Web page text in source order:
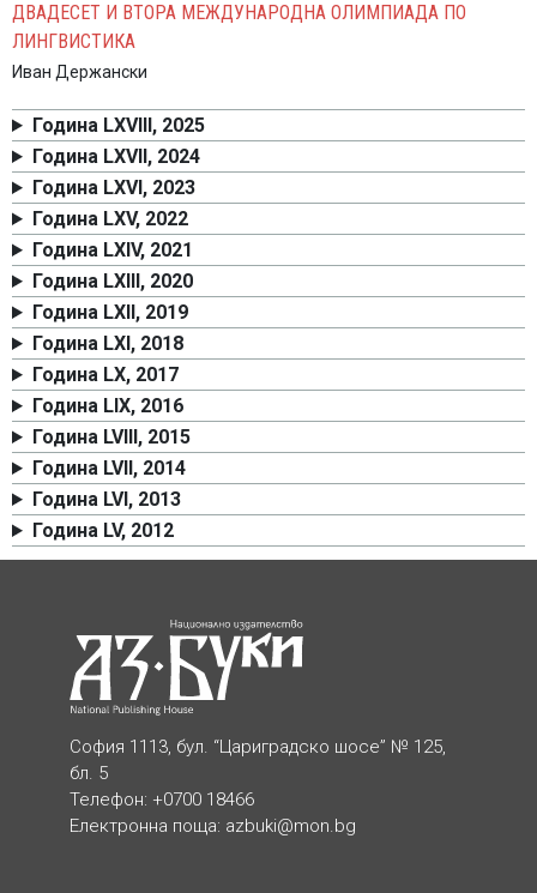
ДВАДЕСЕТ И ВТОРА МЕЖДУНАРОДНА ОЛИМПИАДА ПО
ЛИНГВИСТИКА
Иван Держански
Година LXVIII, 2025
Година LXVII, 2024
Година LXVI, 2023
Година LXV, 2022
Година LXIV, 2021
Година LXIII, 2020
Година LXII, 2019
Година LXI, 2018
Година LX, 2017
Година LIX, 2016
Година LVIII, 2015
Година LVII, 2014
Година LVI, 2013
Година LV, 2012
София 1113, бул. “Цариградско шосе” № 125,
бл. 5
Телефон: +0700 18466
Електронна поща: azbuki@mon.bg